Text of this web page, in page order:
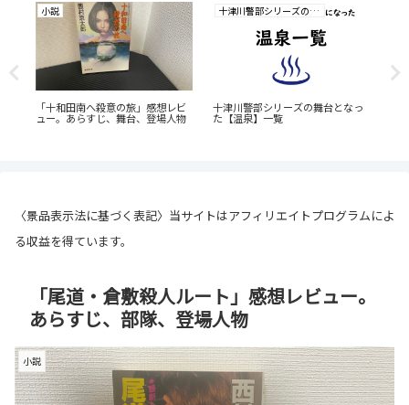
小説
「十和田南へ殺意の旅」感想レビ
ュー。あらすじ、舞台、登場人物
十津川警部シリーズの研究
十津川警部シリーズの舞台となっ
た【温泉】一覧
〈景品表示法に基づく表記〉当サイトはアフィリエイトプログラムによ
る収益を得ています。
「尾道・倉敷殺人ルート」感想レビュー。
あらすじ、部隊、登場人物
小説